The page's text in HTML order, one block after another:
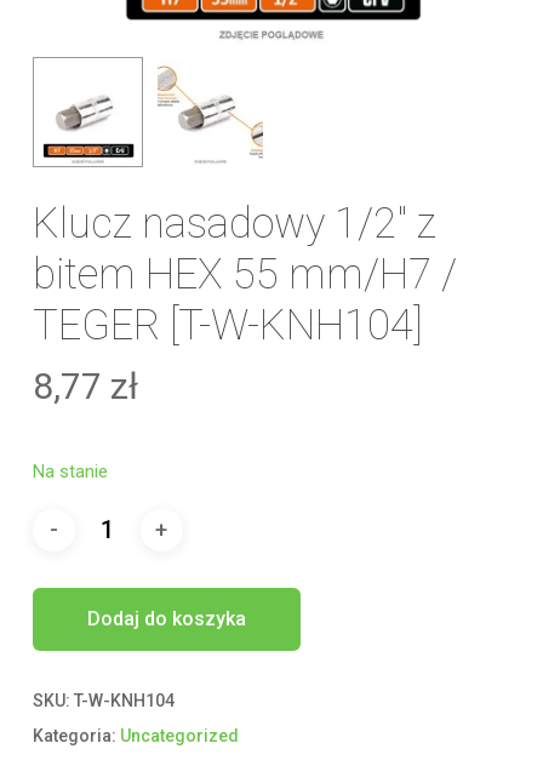
Klucz nasadowy 1/2″ z
bitem HEX 55 mm/H7 /
TEGER [T-W-KNH104]
8,77 zł
Na stanie
Dodaj do koszyka
SKU: T-W-KNH104
Kategoria: Uncategorized